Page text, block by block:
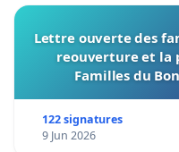
Lettre ouverte des
reouverture et la
Familles du
122 signatures
9 Jun 2026